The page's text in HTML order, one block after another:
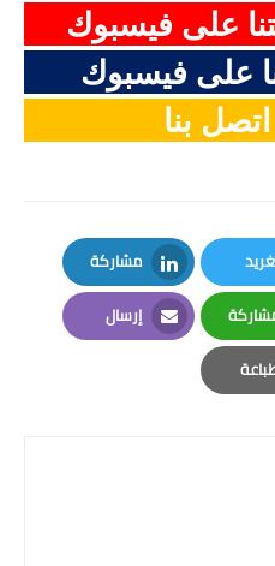
على فيسبوك
على فيسبوك
اتصل بنا
مشاركة
LinkedIn
إرسال
Email